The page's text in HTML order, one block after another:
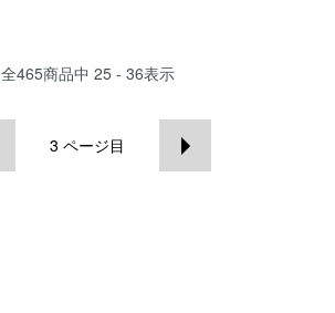
全465商品中 25 - 36表示
3 ページ目